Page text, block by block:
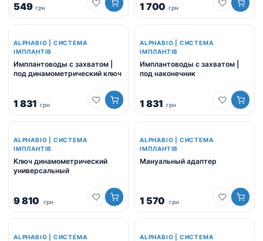
549 грн 1 700 грн
ALPHABIO | СИСТЕМА
ІМПЛАНТІВ
Имплантоводы с захватом |
под динамометрический ключ
1 831 грн
ALPHABIO | СИСТЕМА
ІМПЛАНТІВ
Имплантоводы с захватом |
под наконечник
1 831 грн
ALPHABIO | СИСТЕМА
ІМПЛАНТІВ
Ключ динамометрический
универсальный
9 810 грн
ALPHABIO | СИСТЕМА
ІМПЛАНТІВ
Мануальный адаптер
1 570 грн
ALPHABIO | СИСТЕМА
ALPHABIO | СИСТЕМА